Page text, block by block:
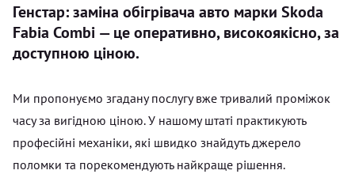
Генстар: заміна обігрівача авто марки Skoda
Fabia Combi — це оперативно, високоякісно, за
доступною ціною.
Ми пропонуємо згадану послугу вже тривалий проміжок
часу за вигідною ціною. У нашому штаті практикують
професійні механіки, які швидко знайдуть джерело
поломки та порекомендують найкраще рішення.